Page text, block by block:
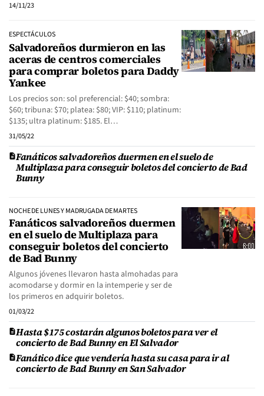
14/11/23
ESPECTÁCULOS
Salvadoreños durmieron en las
aceras de centros comerciales
para comprar boletos para Daddy
Yankee
Los precios son: sol preferencial: $40; sombra:
$60; tribuna: $70; platea: $80; VIP: $110; platinum:
$135; ultra platinum: $185. El…
31/05/22
Fanáticos salvadoreños duermen en el suelo de
Multiplaza para conseguir boletos del concierto de Bad
Bunny
NOCHE DE LUNES Y MADRUGADA DE MARTES
Fanáticos salvadoreños duermen
en el suelo de Multiplaza para
conseguir boletos del concierto
de Bad Bunny
Algunos jóvenes llevaron hasta almohadas para
acomodarse y dormir en la intemperie y ser de
los primeros en adquirir boletos.
01/03/22
Hasta $175 costarán algunos boletos para ver el
concierto de Bad Bunny en El Salvador
Fanático dice que vendería hasta su casa para ir al
concierto de Bad Bunny en San Salvador